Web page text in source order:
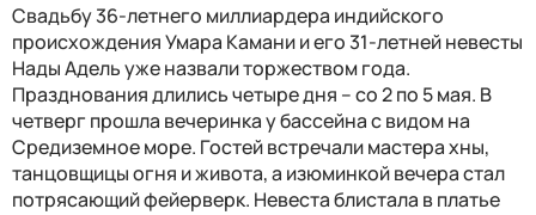
Свадьбу 36-летнего миллиардера индийского
происхождения Умара Камани и его 31-летней невесты
Нады Адель уже назвали торжеством года.
Празднования длились четыре дня – со 2 по 5 мая. В
четверг прошла вечеринка у бассейна с видом на
Средиземное море. Гостей встречали мастера хны,
танцовщицы огня и живота, а изюминкой вечера стал
потрясающий фейерверк. Невеста блистала в платье